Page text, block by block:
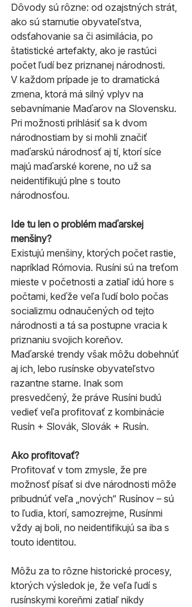
Dôvody sú rôzne: od ozajstných strát,
ako sú starnutie obyvateľstva,
odsťahovanie sa či asimilácia, po
štatistické artefakty, ako je rastúci
počet ľudí bez priznanej národnosti.
V každom prípade je to dramatická
zmena, ktorá má silný vplyv na
sebavnímanie Maďarov na Slovensku.
Pri možnosti prihlásiť sa k dvom
národnostiam by si mohli značiť
maďarskú národnosť aj tí, ktorí síce
majú maďarské korene, no už sa
neidentifikujú plne s touto
národnosťou.
Ide tu len o problém maďarskej
menšiny?
Existujú menšiny, ktorých počet rastie,
napríklad Rómovia. Rusíni sú na treťom
mieste v početnosti a zatiaľ idú hore s
počtami, keďže veľa ľudí bolo počas
socializmu odnaučených od tejto
národnosti a tá sa postupne vracia k
priznaniu svojich koreňov.
Maďarské trendy však môžu dobehnúť
aj ich, lebo rusínske obyvateľstvo
razantne starne. Inak som
presvedčený, že práve Rusíni budú
vedieť veľa profitovať z kombinácie
Rusín + Slovák, Slovák + Rusín.
Ako profitovať?
Profitovať v tom zmysle, že pre
možnosť písať si dve národnosti môže
pribudnúť veľa „nových“ Rusínov – sú
to ľudia, ktorí, samozrejme, Rusínmi
vždy aj boli, no neidentifikujú sa iba s
touto identitou.
Môžu za to rôzne historické procesy,
ktorých výsledok je, že veľa ľudí s
rusínskymi koreňmi zatiaľ nikdy